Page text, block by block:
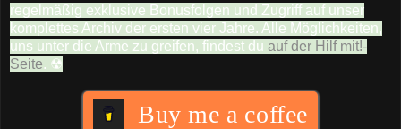
regelmäßig exklusive Bonusfolgen und Zugriff auf unser
komplettes Archiv der ersten vier Jahre. Alle Möglichkeiten,
uns unter die Arme zu greifen, findest du auf der Hilf mit!-
Seite. ☢
Buy me a coffee